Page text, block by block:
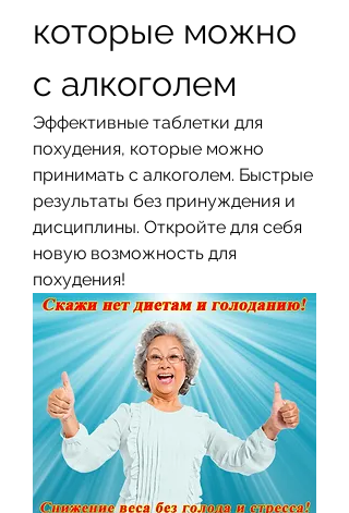
которые можно
с алкоголем
Эффективные таблетки для
похудения, которые можно
принимать с алкоголем. Быстрые
результаты без принуждения и
дисциплины. Откройте для себя
новую возможность для
похудения!